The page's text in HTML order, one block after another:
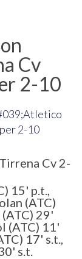
Cv
2-10
Cv 2-
15' p.t.,
(ATC)
29'
(ATC) 11'
17' s.t.,
s.t.